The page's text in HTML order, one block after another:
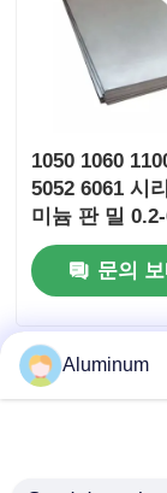
1050 1060
5052 6061 시
미늄 판 밀
를 마감
문의 보
Aluminum